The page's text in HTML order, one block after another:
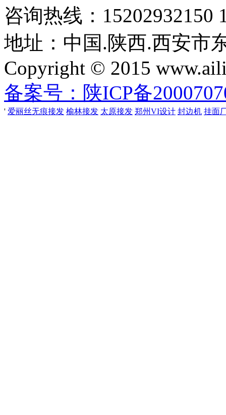
咨询热线：15202932150
地址：中国.陕西.西安市
Copyright © 2015
备案号：陕ICP备
' 爱丽丝无痕接发 榆林接发 太原接发 郑州VI设计 封边机 挂面